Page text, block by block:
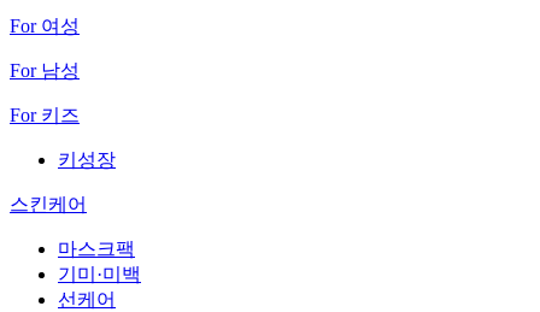
For 여성
For 남성
For 키즈
키성장
스킨케어
마스크팩
기미·미백
선케어